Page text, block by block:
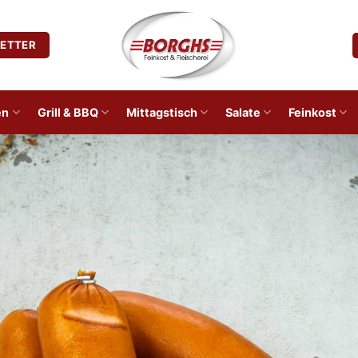
Grill & BBQ Mittagstisch Salate Feinkost